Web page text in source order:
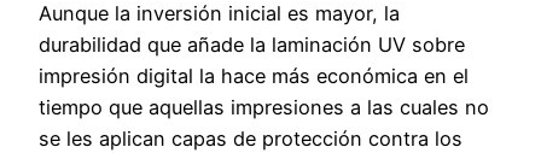
Aunque la inversión inicial es mayor, la
durabilidad que añade la laminación UV sobre
impresión digital la hace más económica en el
tiempo que aquellas impresiones a las cuales no
se les aplican capas de protección contra los